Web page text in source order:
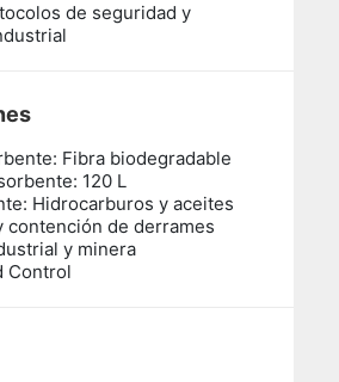
de seguridad y
Fibra biodegradable
120 L
Hidrocarburos y aceites
contención de derrames
y minera
Control